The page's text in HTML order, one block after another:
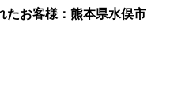
たお客様：熊本県水俣市